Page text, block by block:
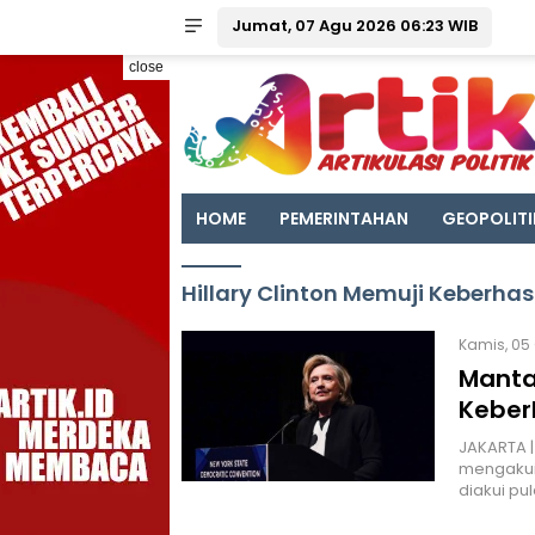
Jumat, 07 Agu 2026 06:23 WIB
close
HOME PEMERINTAHAN
Hillary Clinton Memuji
Kamis, 05
diakui